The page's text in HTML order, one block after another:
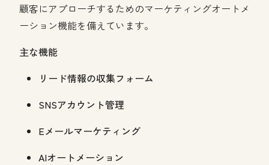
顧客にアプローチするためのマーケティングオートメ
ーション機能を備えています。
主な機能
リード情報の収集フォーム
SNSアカウント管理
Eメールマーケティング
AIオートメーション